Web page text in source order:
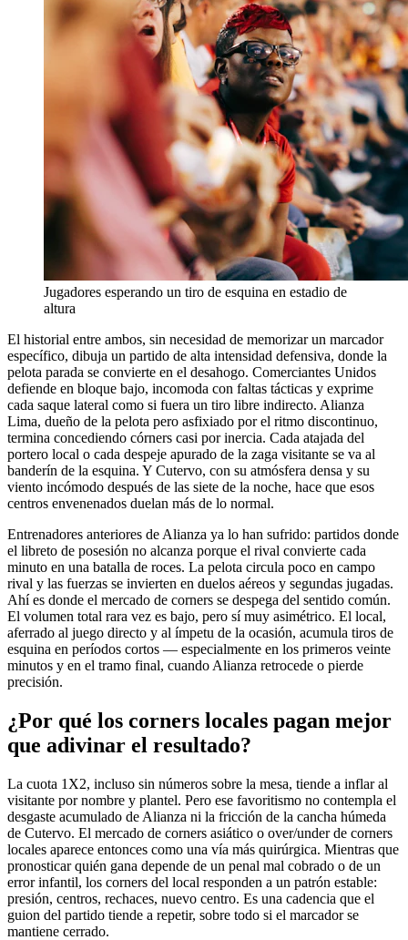
Jugadores esperando un tiro de esquina en estadio de
altura
El historial entre ambos, sin necesidad de memorizar un marcador
específico, dibuja un partido de alta intensidad defensiva, donde la
pelota parada se convierte en el desahogo. Comerciantes Unidos
defiende en bloque bajo, incomoda con faltas tácticas y exprime
cada saque lateral como si fuera un tiro libre indirecto. Alianza
Lima, dueño de la pelota pero asfixiado por el ritmo discontinuo,
termina concediendo córners casi por inercia. Cada atajada del
portero local o cada despeje apurado de la zaga visitante se va al
banderín de la esquina. Y Cutervo, con su atmósfera densa y su
viento incómodo después de las siete de la noche, hace que esos
centros envenenados duelan más de lo normal.
Entrenadores anteriores de Alianza ya lo han sufrido: partidos donde
el libreto de posesión no alcanza porque el rival convierte cada
minuto en una batalla de roces. La pelota circula poco en campo
rival y las fuerzas se invierten en duelos aéreos y segundas jugadas.
Ahí es donde el mercado de corners se despega del sentido común.
El volumen total rara vez es bajo, pero sí muy asimétrico. El local,
aferrado al juego directo y al ímpetu de la ocasión, acumula tiros de
esquina en períodos cortos — especialmente en los primeros veinte
minutos y en el tramo final, cuando Alianza retrocede o pierde
precisión.
¿Por qué los corners locales pagan mejor
que adivinar el resultado?
La cuota 1X2, incluso sin números sobre la mesa, tiende a inflar al
visitante por nombre y plantel. Pero ese favoritismo no contempla el
desgaste acumulado de Alianza ni la fricción de la cancha húmeda
de Cutervo. El mercado de corners asiático o over/under de corners
locales aparece entonces como una vía más quirúrgica. Mientras que
pronosticar quién gana depende de un penal mal cobrado o de un
error infantil, los corners del local responden a un patrón estable:
presión, centros, rechaces, nuevo centro. Es una cadencia que el
guion del partido tiende a repetir, sobre todo si el marcador se
mantiene cerrado.